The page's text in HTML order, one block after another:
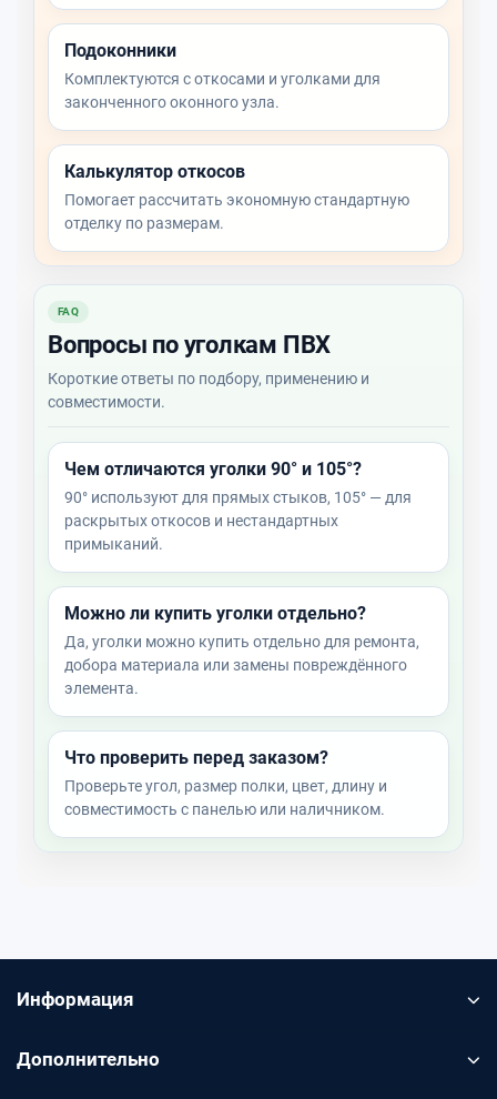
Подоконники
Комплектуются с откосами и уголками для
законченного оконного узла.
Калькулятор откосов
Помогает рассчитать экономную стандартную
отделку по размерам.
FAQ
Вопросы по уголкам ПВХ
Короткие ответы по подбору, применению и
совместимости.
Чем отличаются уголки 90° и 105°?
90° используют для прямых стыков, 105° — для
раскрытых откосов и нестандартных
примыканий.
Можно ли купить уголки отдельно?
Да, уголки можно купить отдельно для ремонта,
добора материала или замены повреждённого
элемента.
Что проверить перед заказом?
Проверьте угол, размер полки, цвет, длину и
совместимость с панелью или наличником.
Информация
Дополнительно